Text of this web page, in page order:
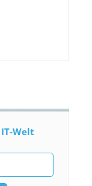
Welt